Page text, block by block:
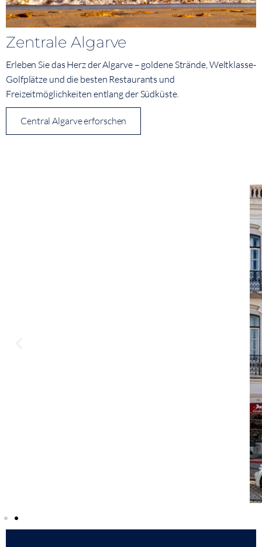
Zentrale Algarve
Erleben Sie das Herz der Algarve – goldene Strände, Weltklasse-
Golfplätze und die besten Restaurants und
Freizeitmöglichkeiten entlang der Südküste.
Central Algarve erforschen